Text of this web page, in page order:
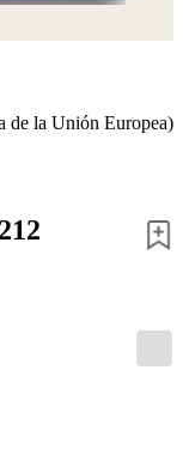
de la Unión Europea)